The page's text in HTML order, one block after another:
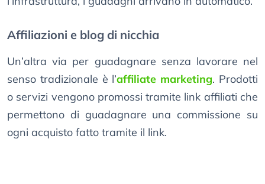
Affiliazioni e blog di nicchia
Un’altra via per guadagnare senza lavorare nel
senso tradizionale è l’affiliate marketing. Prodotti
o servizi vengono promossi tramite link affiliati che
permettono di guadagnare una commissione su
ogni acquisto fatto tramite il link.